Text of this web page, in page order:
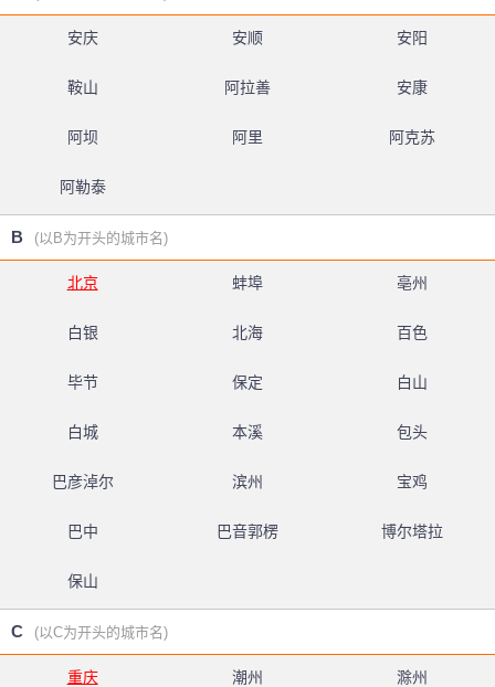
安庆 安顺 安阳
鞍山 阿拉善 安康
阿坝 阿里 阿克苏
阿勒泰
B (以B为开头的城市名)
北京 蚌埠 亳州
白银 北海 百色
毕节 保定 白山
白城 本溪 包头
巴彦淖尔 滨州 宝鸡
巴中 巴音郭楞 博尔塔拉
保山
C (以C为开头的城市名)
重庆 潮州 滁州